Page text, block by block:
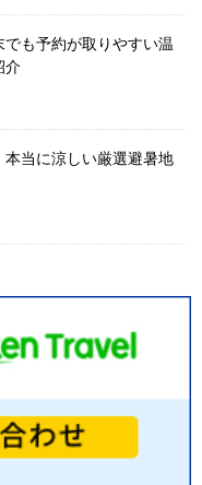
も予約が取りやすい温
介
本当に涼しい厳選避暑地